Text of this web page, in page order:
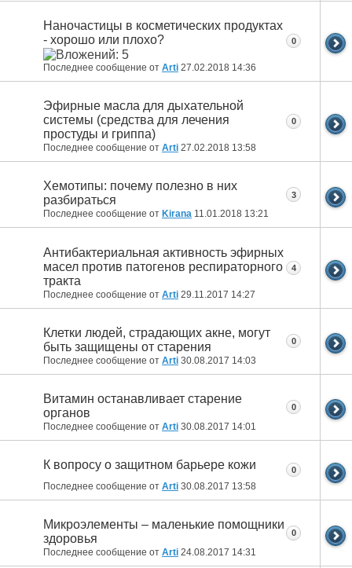
Наночастицы в косметических продуктах
- хорошо или плохо?
Последнее сообщение от Arti 27.02.2018 14:36
0
Эфирные масла для дыхательной
системы (средства для лечения
простуды и гриппа)
Последнее сообщение от Arti 27.02.2018 13:58
0
Хемотипы: почему полезно в них
разбираться
Последнее сообщение от Kirana 11.01.2018 13:21
3
Антибактериальная активность эфирных
масел против патогенов респираторного
тракта
Последнее сообщение от Arti 29.11.2017 14:27
4
Клетки людей, страдающих акне, могут
быть защищены от старения
Последнее сообщение от Arti 30.08.2017 14:03
0
Витамин останавливает старение
органов
Последнее сообщение от Arti 30.08.2017 14:01
0
К вопросу о защитном барьере кожи
Последнее сообщение от Arti 30.08.2017 13:58
0
Микроэлементы – маленькие помощники
здоровья
Последнее сообщение от Arti 24.08.2017 14:31
0